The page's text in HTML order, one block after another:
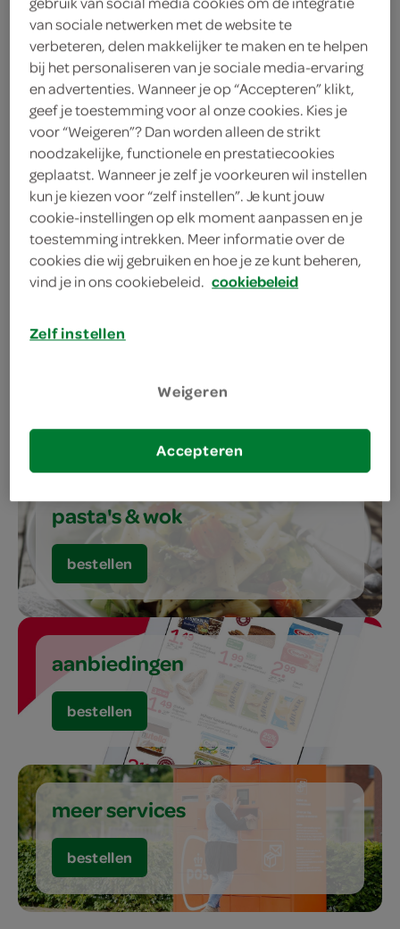
boodschappen
bestellen
verse broodjes, wraps, snacks
& salades
bestellen
pasta's & wok
bestellen
aanbiedingen
bestellen
meer services
bestellen
van sociale netwerken met de website te
verbeteren, delen makkelijker te maken en te helpen
bij het personaliseren van je sociale media-ervaring
en advertenties. Wanneer je op “Accepteren” klikt,
geef je toestemming voor al onze cookies. Kies je
voor “Weigeren”? Dan worden alleen de strikt
noodzakelijke, functionele en prestatiecookies
geplaatst. Wanneer je zelf je voorkeuren wil instellen
kun je kiezen voor “zelf instellen”. Je kunt jouw
cookie-instellingen op elk moment aanpassen en je
toestemming intrekken. Meer informatie over de
cookies die wij gebruiken en hoe je ze kunt beheren,
vind je in ons cookiebeleid. cookiebeleid
Zelf instellen
Weigeren
Accepteren